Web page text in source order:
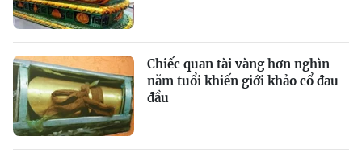
Chiếc quan tài vàng hơn nghìn
năm tuổi khiến giới khảo cổ đau
đầu